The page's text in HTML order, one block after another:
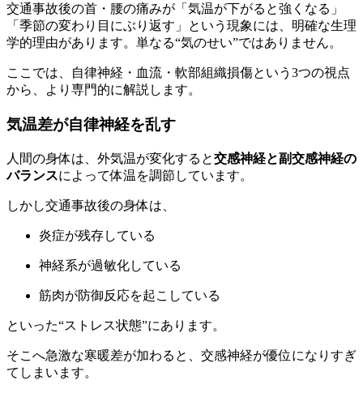
交通事故後の首・腰の痛みが「気温が下がると強くなる」
「季節の変わり目にぶり返す」という現象には、明確な生理
学的理由があります。単なる“気のせい”ではありません。
ここでは、自律神経・血流・軟部組織損傷という3つの視点
から、より専門的に解説します。
気温差が自律神経を乱す
人間の身体は、外気温が変化すると交感神経と副交感神経の
バランスによって体温を調節しています。
しかし交通事故後の身体は、
炎症が残存している
神経系が過敏化している
筋肉が防御反応を起こしている
といった“ストレス状態”にあります。
そこへ急激な寒暖差が加わると、交感神経が優位になりすぎ
てしまいます。